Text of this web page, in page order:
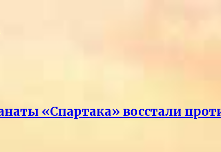
«Спартака» восстали